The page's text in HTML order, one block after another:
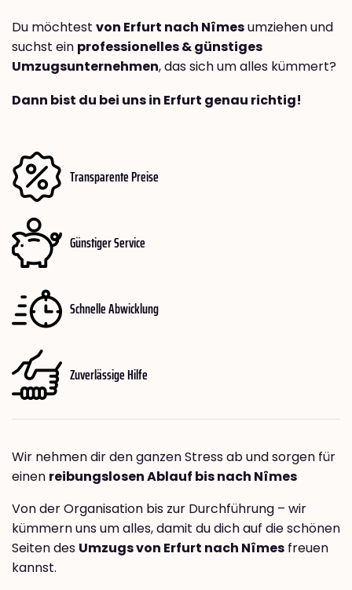
Du möchtest von Erfurt nach Nîmesumziehen und
suchst ein professionelles & günstiges
Umzugsunternehmen, das sich um alles kümmert?
Dann bist du bei uns in Erfurt genau richtig!
Transparente Preise
Günstiger Service
Schnelle Abwicklung
Zuverlässige Hilfe
Wir nehmen dir den ganzen Stress ab und sorgen für
einen reibungslosen Ablauf bis nach Nîmes
Von der Organisation bis zur Durchführung – wir
kümmern uns um alles, damit du dich auf die schönen
Seiten des Umzugs von Erfurt nach Nîmes freuen
kannst.